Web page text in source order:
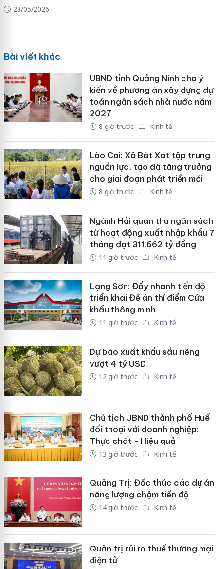
28/05/2026
Bài viết khác
UBND tỉnh Quảng Ninh cho ý
kiến về phương án xây dựng dự
toán ngân sách nhà nước năm
2027
8 giờ trước Kinh tế
Lào Cai: Xã Bát Xát tập trung
nguồn lực, tạo đà tăng trưởng
cho giai đoạn phát triển mới
8 giờ trước Kinh tế
Ngành Hải quan thu ngân sách
từ hoạt động xuất nhập khẩu 7
tháng đạt 311.662 tỷ đồng
11 giờ trước Kinh tế
Lạng Sơn: Đẩy nhanh tiến độ
triển khai Đề án thí điểm Cửa
khẩu thông minh
11 giờ trước Kinh tế
Dự báo xuất khẩu sầu riêng
vượt 4 tỷ USD
12 giờ trước Kinh tế
Chủ tịch UBND thành phố Huế
đối thoại với doanh nghiệp:
Thực chất - Hiệu quả
13 giờ trước Kinh tế
Quảng Trị: Đốc thúc các dự án
năng lượng chậm tiến độ
14 giờ trước Kinh tế
Quản trị rủi ro thuế thương mại
điện tử